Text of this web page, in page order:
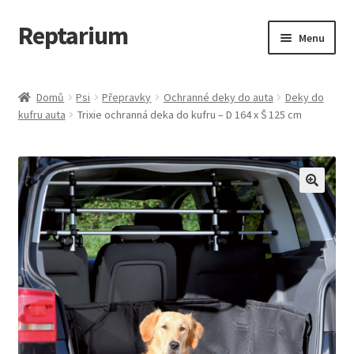
Přeskočit
na
Přejít
k
webu
Reptarium Menu
Košík
Malá zvířata — Klece, krmivo, vybavení
Můj účet
Obchod
Pokladna
Vše pro kočky
Domů Psi Přepravky Ochranné deky do auta
Deky do
kufru auta
Trixie ochranná deka do kufru – D 164 x Š 125 cm